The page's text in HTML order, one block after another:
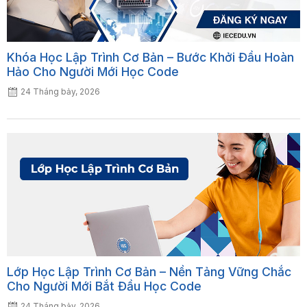
Khóa Học Lập Trình Cơ Bản – Bước Khởi Đầu Hoàn
Hảo Cho Người Mới Học Code
24 Tháng bảy, 2026
Lớp Học Lập Trình Cơ Bản – Nền Tảng Vững Chắc
Cho Người Mới Bắt Đầu Học Code